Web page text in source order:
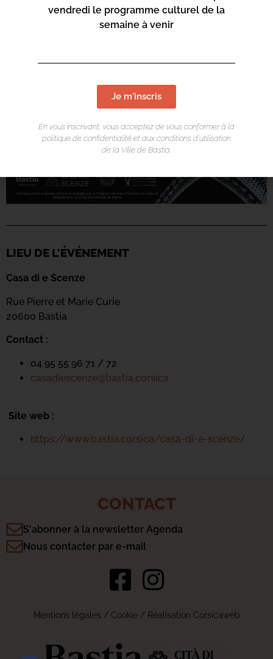
LIEU DE L'ÉVÉNEMENT
Casa di e Scenze
Rue Pierre et Marie Curie
20600 Bastia
Contact :
04 95 55 96 71 / 72
casadiescenze@bastia.corsica
Site web :
https://www.bastia.corsica/casa-di-e-scenze/
CONTACT
S'abonner à la newsletter Agenda
Nous contacter par e-mail
Mentions légales / Cookie/ Réalisation Corsicaweb
vendredi le programme culturel de la
semaine à venir
Je m'inscris
En vous inscrivant, vous acceptez de vous conformer à la
politique de confidentialité et aux conditions d’utilisation
de la Ville de Bastia.